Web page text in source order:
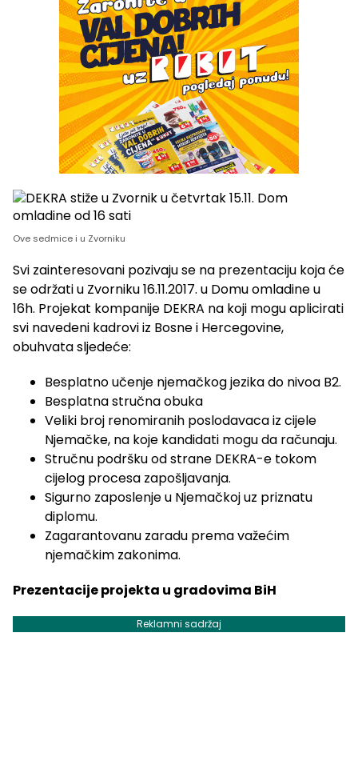
Ove sedmice i u Zvorniku
Svi zainteresovani pozivaju se na prezentaciju koja će
se održati u Zvorniku 16.11.2017. u Domu omladine u
16h. Projekat kompanije DEKRA na koji mogu aplicirati
svi navedeni kadrovi iz Bosne i Hercegovine,
obuhvata sljedeće:
Besplatno učenje njemačkog jezika do nivoa B2.
Besplatna stručna obuka
Veliki broj renomiranih poslodavaca iz cijele
Njemačke, na koje kandidati mogu da računaju.
Stručnu podršku od strane DEKRA-e tokom
cijelog procesa zapošljavanja.
Sigurno zaposlenje u Njemačkoj uz priznatu
diplomu.
Zagarantovanu zaradu prema važećim
njemačkim zakonima.
Prezentacije projekta u gradovima BiH
Reklamni sadržaj